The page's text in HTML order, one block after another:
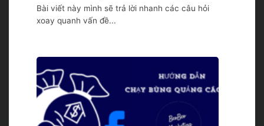
Bài viết này mình sẽ trả lời nhanh các câu hỏi
xoay quanh vấn đề...